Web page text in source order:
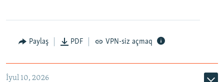
Paylaş PDF VPN-siz açmaq
İyul 10, 2026